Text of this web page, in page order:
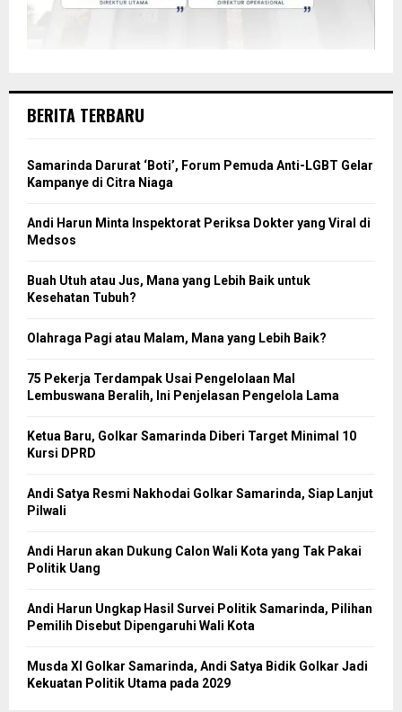
BERITA TERBARU
Samarinda Darurat ‘Boti’, Forum Pemuda Anti-LGBT Gelar
Kampanye di Citra Niaga
Andi Harun Minta Inspektorat Periksa Dokter yang Viral di
Medsos
Buah Utuh atau Jus, Mana yang Lebih Baik untuk
Kesehatan Tubuh?
Olahraga Pagi atau Malam, Mana yang Lebih Baik?
75 Pekerja Terdampak Usai Pengelolaan Mal
Lembuswana Beralih, Ini Penjelasan Pengelola Lama
Ketua Baru, Golkar Samarinda Diberi Target Minimal 10
Kursi DPRD
Andi Satya Resmi Nakhodai Golkar Samarinda, Siap Lanjut
Pilwali
Andi Harun akan Dukung Calon Wali Kota yang Tak Pakai
Politik Uang
Andi Harun Ungkap Hasil Survei Politik Samarinda, Pilihan
Pemilih Disebut Dipengaruhi Wali Kota
Musda XI Golkar Samarinda, Andi Satya Bidik Golkar Jadi
Kekuatan Politik Utama pada 2029